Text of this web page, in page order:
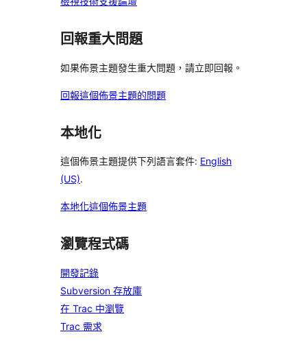
回報重大問題
如果佈景主題發生重大問題，請立即回報。
回報這個佈景主題的問題
本地化
這個佈景主題提供下列語言套件: English
(US).
本地化這個佈景主題
瀏覽程式碼
開發記錄
Subversion 存放庫
在 Trac 中瀏覽
Trac 需求